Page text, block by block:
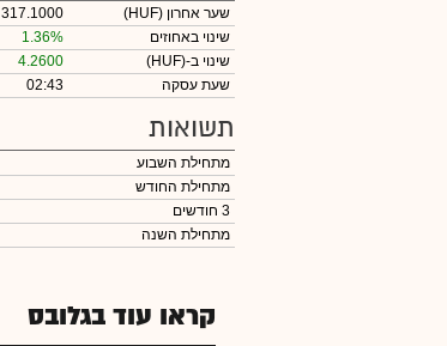
שער אחרון (HUF)
317.1000
שינוי באחוזים
1.36%
שינוי ב-(HUF)
4.2600
שעת עסקה
02:43
תשואות
מתחילת השבוע
מתחילת החודש
3 חודשים
מתחילת השנה
קראו עוד בגלובס